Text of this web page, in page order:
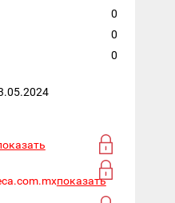
0
0
0
показать